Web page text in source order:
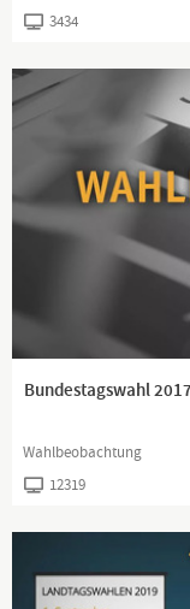
3434
Bundestagswahl
Wahlbeobachtung
12319